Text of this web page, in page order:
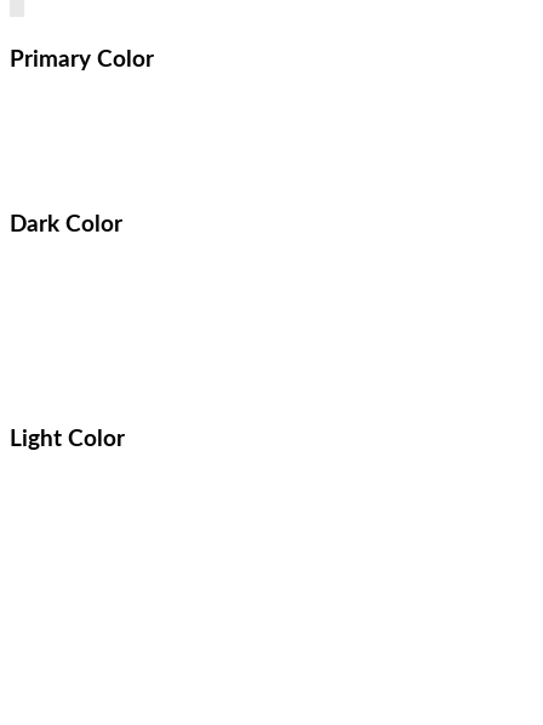
Primary Color
Dark Color
Light Color